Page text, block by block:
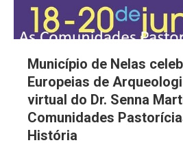
Município de Nelas
Europeias de
virtual do Dr. Senna
Comunidades
História